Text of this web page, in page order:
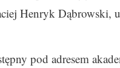
Henryk Dąbrowski,
pod adresem